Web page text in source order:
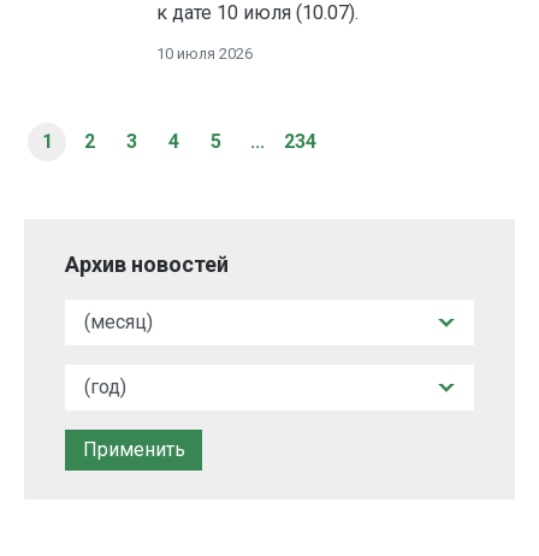
к дате 10 июля (10.07).
10 июля 2026
1 2 3 4 5 ... 234
Архив новостей